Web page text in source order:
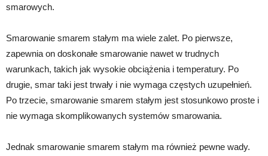
smarowych.
Smarowanie smarem stałym ma wiele zalet. Po pierwsze,
zapewnia on doskonałe smarowanie nawet w trudnych
warunkach, takich jak wysokie obciążenia i temperatury. Po
drugie, smar taki jest trwały i nie wymaga częstych uzupełnień.
Po trzecie, smarowanie smarem stałym jest stosunkowo proste i
nie wymaga skomplikowanych systemów smarowania.
Jednak smarowanie smarem stałym ma również pewne wady.